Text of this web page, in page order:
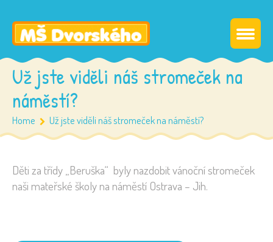
Už jste viděli náš stromeček na
náměstí?
Home Už jste viděli náš stromeček na náměstí?
Děti za třídy „Beruška“ byly nazdobit vánoční stromeček
naši mateřské školy na náměstí Ostrava – Jih.